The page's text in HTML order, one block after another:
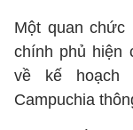
Một quan chức
chính phủ hiện
về kế hoạch
Campuchia